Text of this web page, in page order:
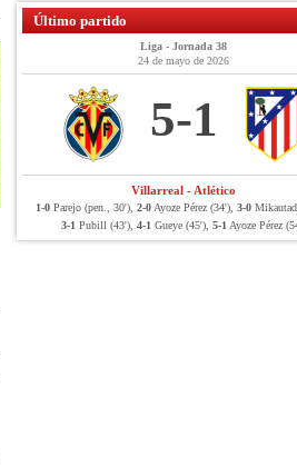
Último partido
Liga - Jornada 38
24 de mayo de 2026
5-1
Villarreal - Atlético
1-0Parejo (pen., 30'), 2-0Ayoze Pérez (34'), 3-0
3-1 Pubill (43'), 4-1 Gueye (45'), 5-1 Ayoze Pérez